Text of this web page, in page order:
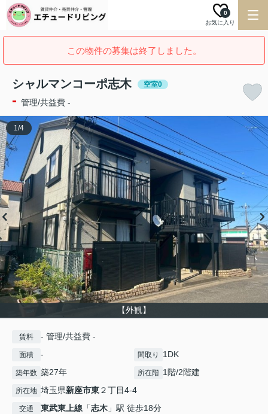
お気に入り
0
この物件の募集は終了しました。
シャルマンコーポ志木 空室0
- 管理/共益費 -
【外観】
1/4
賃料 - 管理/共益費 -
面積 - 間取り 1DK
築年数 築27年 所在階 1階/2階建
所在地 埼玉県新座市東２丁目4-4
交通 東武東上線 「志木 」駅 徒歩18分